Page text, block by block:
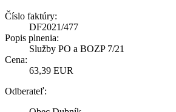
Číslo faktúry:
DF2021/477
Popis plnenia:
Služby PO a BOZP 7/21
Cena:
63,39 EUR
Odberateľ: